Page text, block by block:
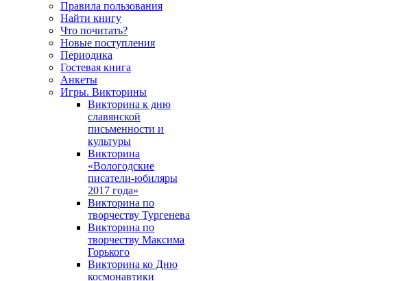
Правила пользования
Найти книгу
Что почитать?
Новые поступления
Периодика
Гостевая книга
Анкеты
Игры. Викторины
Викторина к дню
славянской
письменности и
культуры
Викторина
«Вологодские
писатели-юбиляры
2017 года»
Викторина по
творчеству Тургенева
Викторина по
творчеству Максима
Горького
Викторина ко Дню
космонавтики